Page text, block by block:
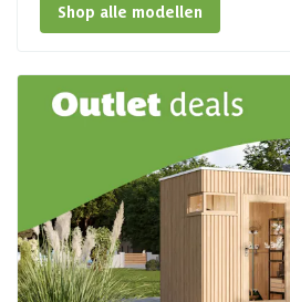
Shop alle modellen